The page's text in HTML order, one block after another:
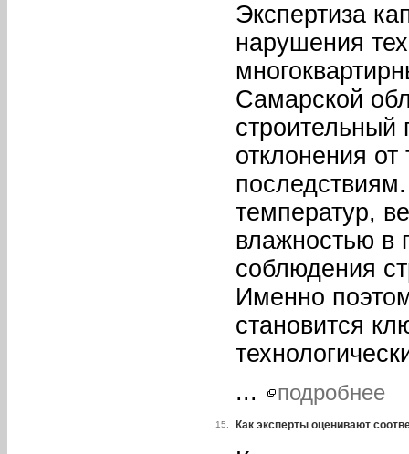
Экспертиза
нарушения
Самарской
отклонения
температур,
влажностью в
соблюдения
Именно
становится
...
подробнее
15. Как эксперты оценивают